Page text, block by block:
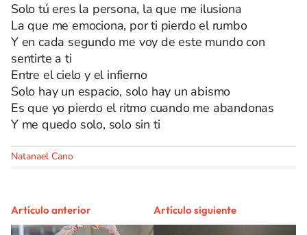
Solo tú eres la persona, la que me ilusiona
La que me emociona, por ti pierdo el rumbo
Y en cada segundo me voy de este mundo con
sentirte a ti
Entre el cielo y el infierno
Solo hay un espacio, solo hay un abismo
Es que yo pierdo el ritmo cuando me abandonas
Y me quedo solo, solo sin ti
Natanael Cano
Artículo anterior Artículo siguiente